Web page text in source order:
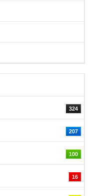
324
207
100
16